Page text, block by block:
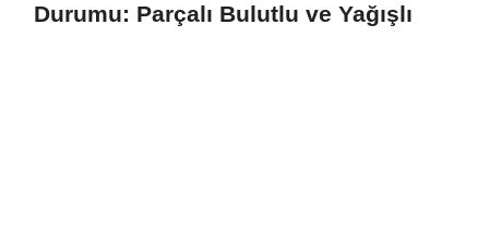
Durumu: Parçalı Bulutlu ve Yağışlı